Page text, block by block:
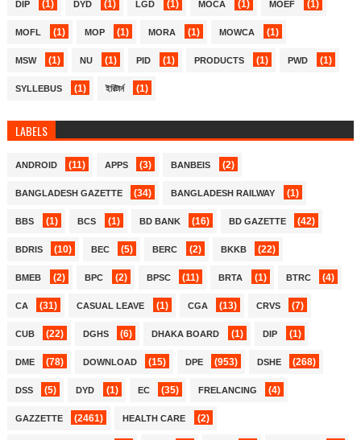
DIP (1) DYD (1) LGD (1) MOCA (1) MOEF (1)
MOFL (1) MOP (1) MORA (1) MOWCA (1)
MSW (1) NU (1) PID (1) PRODUCTS (1) PWD (1)
SYLLEBUS (1) ইরিটার্ন (1)
LABELS
ANDROID (11) APPS (3) BANBEIS (2)
BANGLADESH GAZETTE (34) BANGLADESH RAILWAY (1)
BBS (1) BCS (1) BD BANK (16) BD GAZETTE (42)
BDRIS (10) BEC (5) BERC (2) BKKB (22)
BMEB (2) BPC (2) BPSC (11) BRTA (1) BTRC (4)
CA (31) CASUAL LEAVE (1) CGA (13) CRVS (7)
CUB (22) DGHS (6) DHAKA BOARD (1) DIP (1)
DME (78) DOWNLOAD (15) DPE (953) DSHE (268)
DSS (5) DYD (1) EC (35) FRELANCING (4)
GAZZETTE (2461) HEALTH CARE (2)